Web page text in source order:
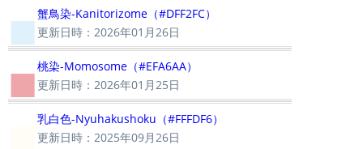
■蟹鳥染-Kanitorizome（#DFF2FC）
更新日時：2026年01月26日
■桃染-Momosome（#EFA6AA）
更新日時：2026年01月25日
■乳白色-Nyuhakushoku（#FFFDF6）
更新日時：2025年09月26日